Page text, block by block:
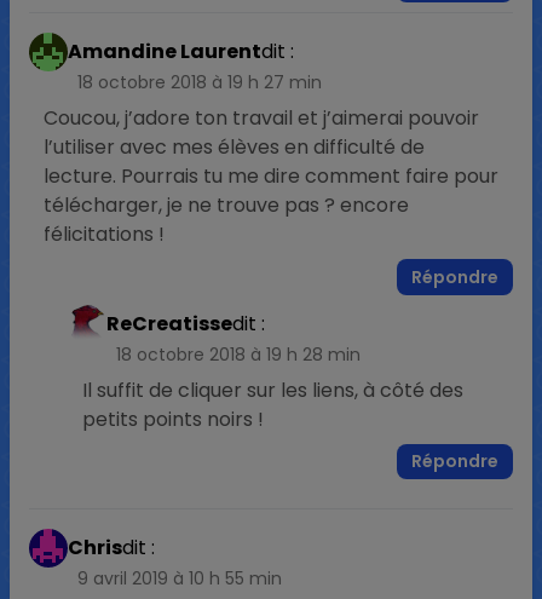
Amandine Laurentdit :
18 octobre 2018 à 19 h 27 min
Coucou, j’adore ton travail et j’aimerai pouvoir
l’utiliser avec mes élèves en difficulté de
lecture. Pourrais tu me dire comment faire pour
télécharger, je ne trouve pas ? encore
félicitations !
Répondre
ReCreatissedit :
18 octobre 2018 à 19 h 28 min
Il suffit de cliquer sur les liens, à côté des
petits points noirs !
Répondre
Chrisdit :
9 avril 2019 à 10 h 55 min